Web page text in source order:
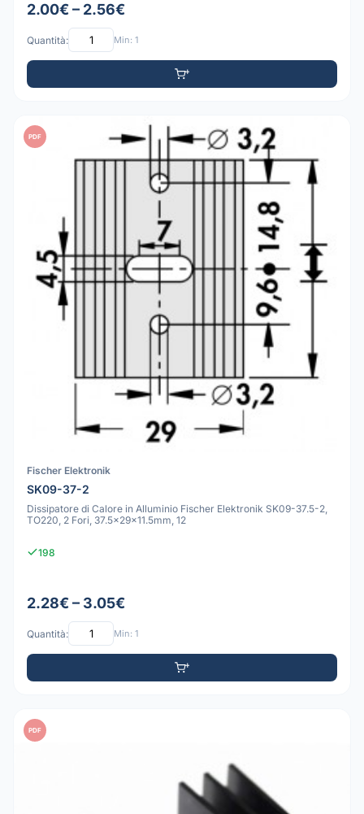
2.00€ – 2.56€
Quantità: Min: 1
PDF
Fischer Elektronik
SK09-37-2
Dissipatore di Calore in Alluminio Fischer Elektronik SK09-37.5-2,
TO220, 2 Fori, 37.5x29x11.5mm, 12
198
2.28€ – 3.05€
Quantità: Min: 1
PDF